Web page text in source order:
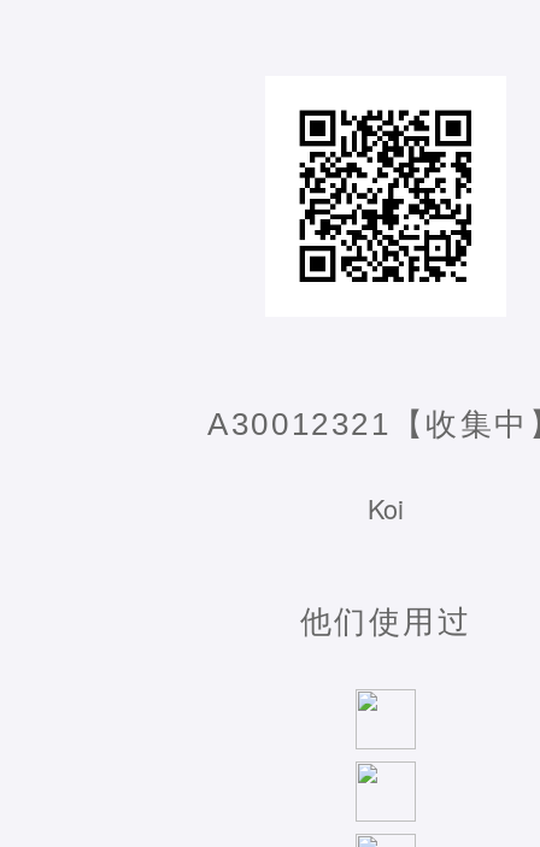
A30012321【收集中
Koi
他们使用过